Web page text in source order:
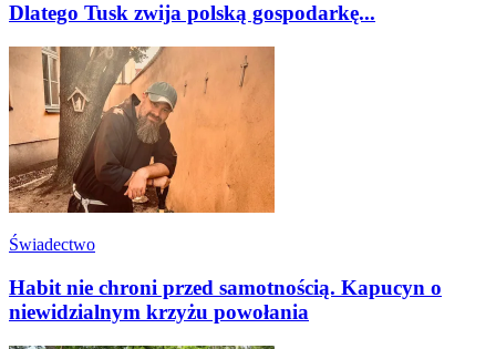
Dlatego Tusk zwija polską gospodarkę...
Świadectwo
Habit nie chroni przed samotnością. Kapucyn o
niewidzialnym krzyżu powołania